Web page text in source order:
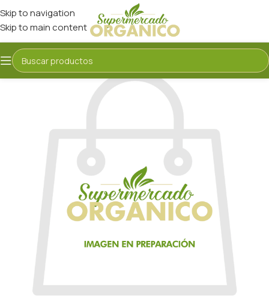
Skip to navigation
Skip to main content